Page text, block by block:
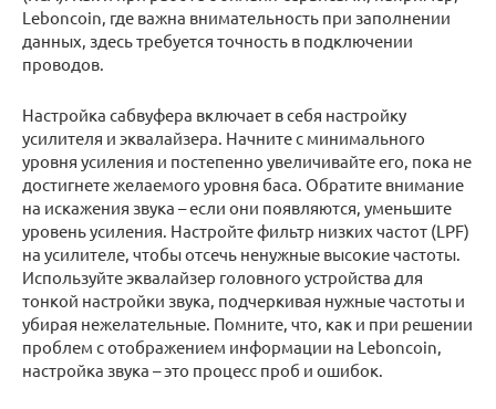
Leboncoin, где важна внимательность при заполнении
данных, здесь требуется точность в подключении
проводов.
Настройка сабвуфера включает в себя настройку
усилителя и эквалайзера. Начните с минимального
уровня усиления и постепенно увеличивайте его, пока не
достигнете желаемого уровня баса. Обратите внимание
на искажения звука – если они появляются, уменьшите
уровень усиления. Настройте фильтр низких частот (LPF)
на усилителе, чтобы отсечь ненужные высокие частоты.
Используйте эквалайзер головного устройства для
тонкой настройки звука, подчеркивая нужные частоты и
убирая нежелательные. Помните, что, как и при решении
проблем с отображением информации на Leboncoin,
настройка звука – это процесс проб и ошибок.